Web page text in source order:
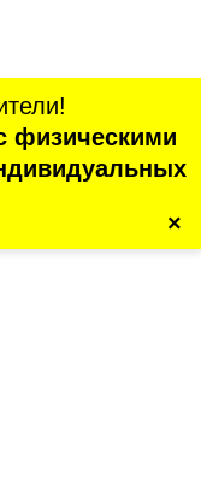
Обороны, 70, корп.
физическими
×